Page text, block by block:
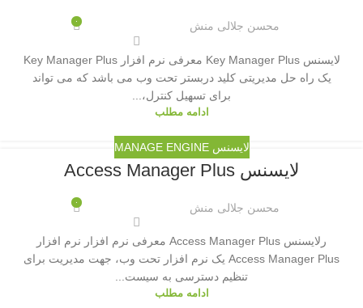
محسن جلالی منش ۰
لایسنس Key Manager Plus معرفی نرم افزار Key Manager Plus
یک راه حل مدیریتی کلید دربستر تحت وب می باشد که می تواند
برای تسهیل کنترل،...
ادامه مطلب
لایسنس MANAGE ENGINE
لایسنس Access Manager Plus
محسن جلالی منش ۰
رلایسنس Access Manager Plus معرفی نرم افزار نرم افزار
Access Manager Plus یک نرم افزار تحت وب، جهت مدیریت برای
تنظیم دسترسی به سیست...
ادامه مطلب